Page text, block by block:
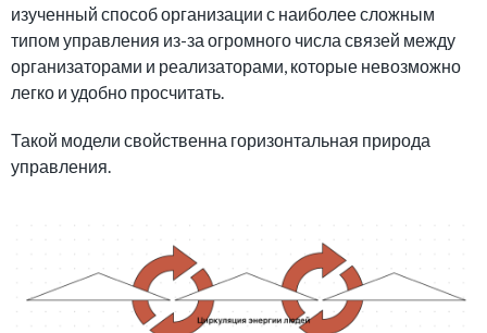
изученный способ организации с наиболее сложным
типом управления из-за огромного числа связей между
организаторами и реализаторами, которые невозможно
легко и удобно просчитать.
Такой модели свойственна горизонтальная природа
управления.